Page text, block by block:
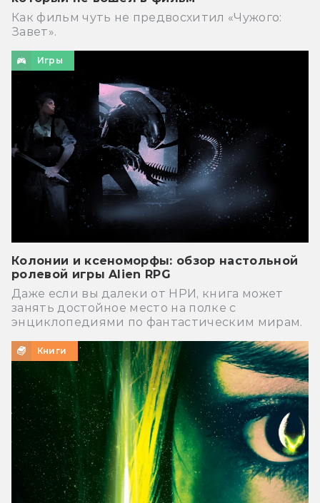
Как фильм чуть не предвосхитил «Чужого:
Завет».
Игры
Колонии и ксеноморфы: обзор настольной
ролевой игры Alien RPG
Даже если вы далеки от НРИ, книга может
занять достойное место на полке с
энциклопедиями по фантастическим мирам.
Книги